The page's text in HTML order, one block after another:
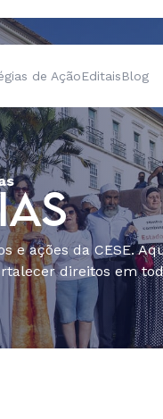
de AçãoEditaisBlog
e ações da CESE.
direitos em